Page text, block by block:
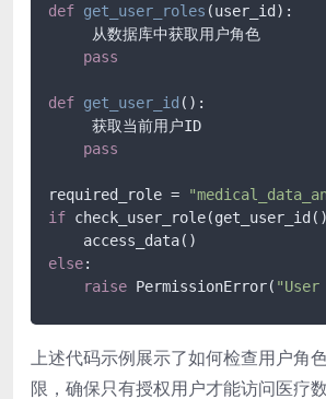
def get_user_roles (user_id ):
     从数据库中获取用户角色
pass
def get_user_id ():
     获取当前用户ID
pass
required_role =
if
else:
raise PermissionError(
上述代码示例展示了如何检查用户角
限，确保只有授权用户才能访问医疗数